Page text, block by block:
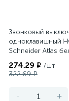
Звонковый
одноклавишный
Schneider Atlas
274.29 ₽ /шт
322.69 ₽
- +